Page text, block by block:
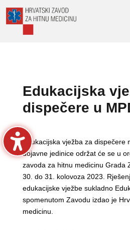
Edukacijska
dispečere u
Edukacijska vježba za dispečere
dojavne jedinice održat će se u
zavoda za hitnu medicinu Grada
30. do 31. kolovoza 2023.
edukacijske vježbe sukladno
spomenutom Zavodu izdao je
medicinu.